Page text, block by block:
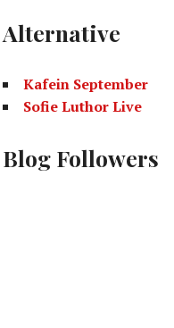
Alternative
Kafein September
Sofie Luthor Live
Blog Followers